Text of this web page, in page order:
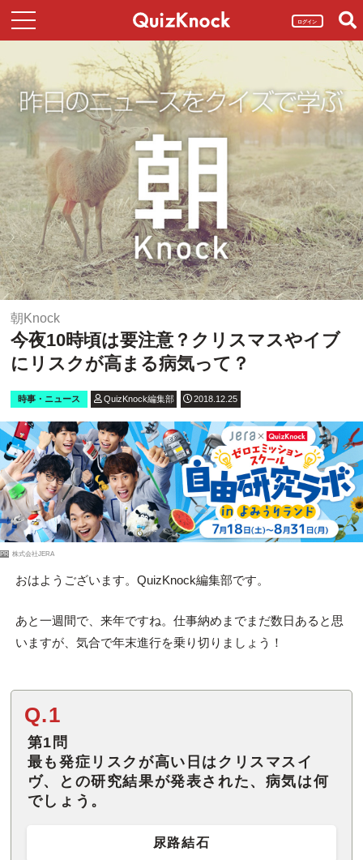
ログイン
朝Knock
今夜10時頃は要注意？クリスマスやイブ
にリスクが高まる病気って？
時事・ニュース QuizKnock編集部 2018.12.25
PR 株式会社JERA
おはようございます。QuizKnock編集部です。
あと一週間で、来年ですね。仕事納めまでまだ数日あると思
いますが、気合で年末進行を乗り切りましょう！
Q.1
第1問
最も発症リスクが高い日はクリスマスイ
ヴ、との研究結果が発表された、病気は何
でしょう。
尿路結石